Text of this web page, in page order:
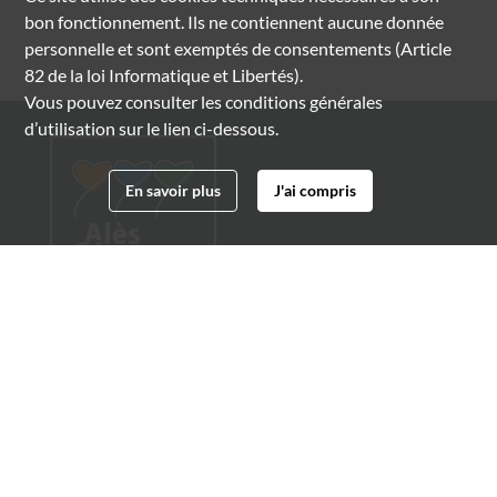
bon fonctionnement. Ils ne contiennent aucune donnée
personnelle et sont exemptés de consentements (Article
82 de la loi Informatique et Libertés).
Vous pouvez consulter les conditions générales
d’utilisation sur le lien ci-dessous.
En savoir plus J'ai compris